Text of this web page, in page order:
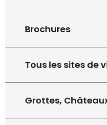
Brochures
Tous les sites de
Grottes,